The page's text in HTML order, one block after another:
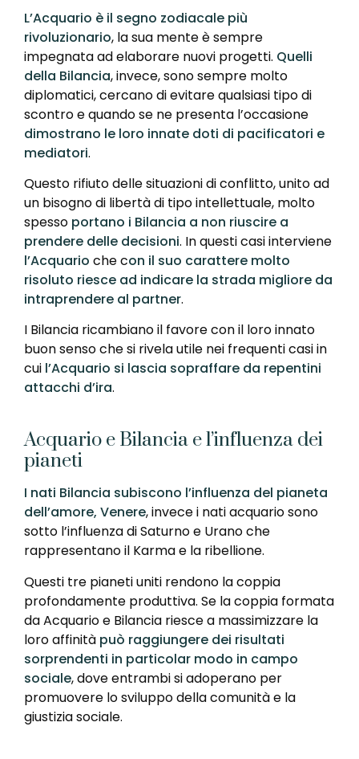
L’Acquario è il segno zodiacale più
rivoluzionario, la sua mente è sempre
impegnata ad elaborare nuovi progetti. Quelli
della Bilancia, invece, sono sempre molto
diplomatici, cercano di evitare qualsiasi tipo di
scontro e quando se ne presenta l’occasione
dimostrano le loro innate doti di pacificatori e
mediatori.
Questo rifiuto delle situazioni di conflitto, unito ad
un bisogno di libertà di tipo intellettuale, molto
spesso portano i Bilancia a non riuscire a
prendere delle decisioni. In questi casi interviene
l’Acquario che con il suo carattere molto
risoluto riesce ad indicare la strada migliore da
intraprendere al partner.
I Bilancia ricambiano il favore con il loro innato
buon senso che si rivela utile nei frequenti casi in
cui l’Acquario si lascia sopraffare da repentini
attacchi d’ira.
Acquario e Bilancia e l’influenza dei
pianeti
I nati Bilancia subiscono l’influenza del pianeta
dell’amore, Venere, invece i nati acquario sono
sotto l’influenza di Saturno e Urano che
rappresentano il Karma e la ribellione.
Questi tre pianeti uniti rendono la coppia
profondamente produttiva. Se la coppia formata
da Acquario e Bilancia riesce a massimizzare la
loro affinità può raggiungere dei risultati
sorprendenti in particolar modo in campo
sociale, dove entrambi si adoperano per
promuovere lo sviluppo della comunità e la
giustizia sociale.